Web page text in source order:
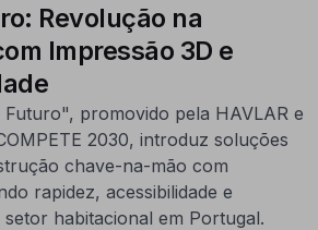
Revolução na
Impressão 3D e
promovido pela HAVLAR e
2030, introduz soluções
chave-na-mão com
rapidez, acessibilidade e
habitacional em Portugal.